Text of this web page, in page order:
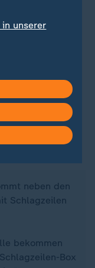
UK führt in
Party und den
Sache
bevorzugte
neben den
Schlagzeilen
bekommen
Box
unserer